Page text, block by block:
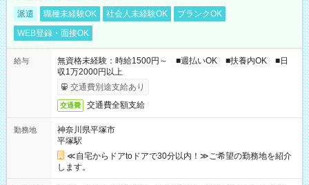
派遣 職種未経験OK 社会人未経験OK
ブランクOK
WEB登録・面接OK
給与
無資格未経験：時給1500円～ ■週払いOK ■扶養内OK ■日
収1万2000円以上
交通費別途支給あり
交通費 交通費全額支給
勤務地
神奈川県平塚市
平塚駅
≪自宅からドアtoドアで30分以内！≫ご希望の勤務地を紹介
します。